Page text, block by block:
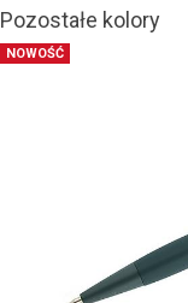
Pozostałe kolory
NOWOŚĆ